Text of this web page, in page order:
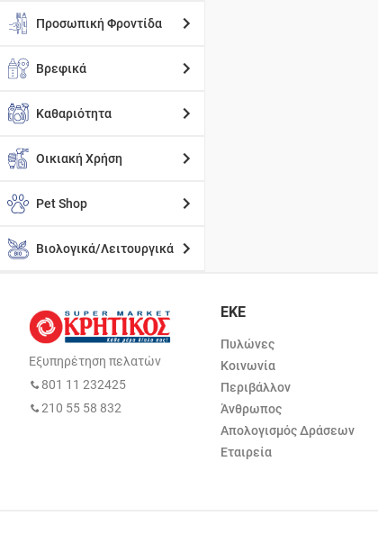
Προσωπική Φροντίδα
Βρεφικά
Καθαριότητα
Οικιακή Χρήση
Pet Shop
Βιολογικά/Λειτουργικά
Εξυπηρέτηση πελατών
801 11 232425
210 55 58 832
ΕΚΕ
Πυλώνες
Κοινωνία
Περιβάλλον
Άνθρωπος
Απολογισμός Δράσεων
Εταιρεία